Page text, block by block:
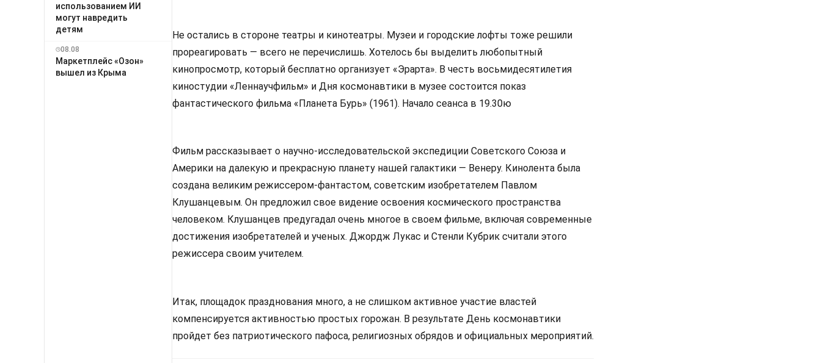
использованием ИИ
могут навредить
детям
08.08
Маркетплейс «Озон»
вышел из Крыма
Не остались в стороне театры и кинотеатры. Музеи и городские лофты тоже решили
прореагировать — всего не перечислишь. Хотелось бы выделить любопытный
кинопросмотр, который бесплатно организует «Эрарта». В честь восьмидесятилетия
киностудии «Леннаучфильм» и Дня космонавтики в музее состоится показ
фантастического фильма «Планета Бурь» (1961). Начало сеанса в 19.30ю
Фильм рассказывает о научно-исследовательской экспедиции Советского Союза и
Америки на далекую и прекрасную планету нашей галактики — Венеру. Кинолента была
создана великим режиссером-фантастом, советским изобретателем Павлом
Клушанцевым. Он предложил свое видение освоения космического пространства
человеком. Клушанцев предугадал очень многое в своем фильме, включая современные
достижения изобретателей и ученых. Джордж Лукас и Стенли Кубрик считали этого
режиссера своим учителем.
Итак, площадок празднования много, а не слишком активное участие властей
компенсируется активностью простых горожан. В результате День космонавтики
пройдет без патриотического пафоса, религиозных обрядов и официальных мероприятий.